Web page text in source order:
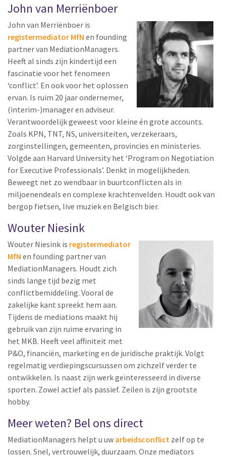
John van Merriënboer
John van Merriënboer is
registermediator MfN en founding
partner van MediationManagers.
Heeft al sinds zijn kindertijd een
fascinatie voor het fenomeen
‘conflict’. En ook voor het oplossen
ervan. Is ruim 20 jaar ondernemer,
(interim-)manager en adviseur.
Verantwoordelijk geweest voor kleine én grote accounts.
Zoals KPN, TNT, NS, universiteiten, verzekeraars,
zorginstellingen, gemeenten, provincies en ministeries.
Volgde aan Harvard University het ‘Program on Negotiation
for Executive Professionals’. Denkt in mogelijkheden.
Beweegt net zo wendbaar in buurtconflicten als in
miljoenendeals en complexe krachtenvelden. Houdt ook van
bergop fietsen, live muziek en Belgisch bier.
Wouter Niesink
Wouter Niesink is registermediator
MfN en founding partner van
MediationManagers. Houdt zich
sinds lange tijd bezig met
conflictbemiddeling. Vooral de
zakelijke kant spreekt hem aan.
Tijdens de mediations maakt hij
gebruik van zijn ruime ervaring in
het MKB. Heeft veel affiniteit met
P&O, financiën, marketing en de juridische praktijk. Volgt
regelmatig verdiepingscursussen om zichzelf verder te
ontwikkelen. Is naast zijn werk geïnteresseerd in diverse
sporten. Zowel actief als passief. Zeilen is zijn grootste
hobby.
Meer weten? Bel ons direct
MediationManagers helpt u uw arbeidsconflict zelf op te
lossen. Snel, vertrouwelijk, duurzaam. Onze mediators